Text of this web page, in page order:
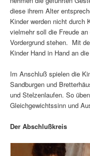
diese ihrem Alter
Kinder werden nicht durch
vielmehr soll die Freude
Vordergrund stehen. Mit
Kinder Hand in Hand an
Im Anschluß spielen die
Sandburgen und
und Stelzenlaufen. So
Gleichgewichtssinn und
Der Abschlußkreis